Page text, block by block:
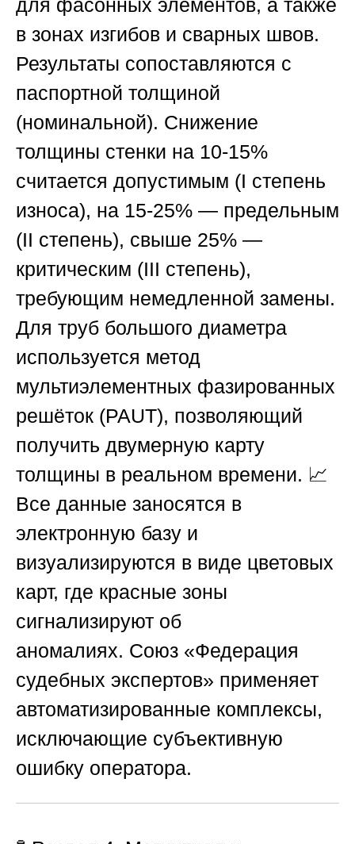
для фасонных элементов, а также
в зонах изгибов и сварных швов.
Результаты сопоставляются с
паспортной толщиной
(номинальной). Снижение
толщины стенки на 10-15%
считается допустимым (I степень
износа), на 15-25% — предельным
(II степень), свыше 25% —
критическим (III степень),
требующим немедленной замены.
Для труб большого диаметра
используется метод
мультиэлементных фазированных
решёток (PAUT), позволяющий
получить двумерную карту
толщины в реальном времени. 📈
Все данные заносятся в
электронную базу и
визуализируются в виде цветовых
карт, где красные зоны
сигнализируют об
аномалиях. Союз «Федерация
судебных экспертов» применяет
автоматизированные комплексы,
исключающие субъективную
ошибку оператора.